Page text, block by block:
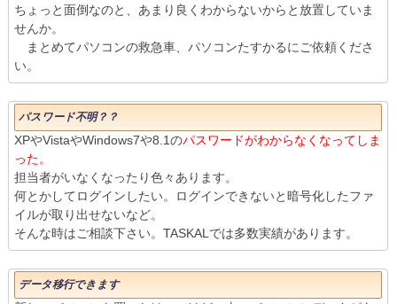
ちょっと面倒なのと、あまり良くわからないからと放置していま
せんか。
まとめてパソコンの救急車、パソコンたすかるにご依頼くださ
い。
パスワード不明？？
XPやVistaやWindows7や8.1のパスワードがわからなくなってしま
った。
担当者がいなくなったり色々あります。
何とかしてログインしたい。ログインできないと暗号化したファ
イルが取り出せないなど。
そんな時はご相談下さい。TASKALでは多数実績があります。
データ移行できます